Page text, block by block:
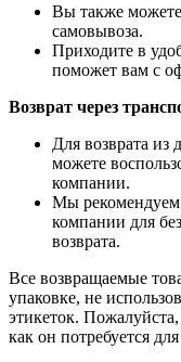
Вы также можете
самовывоза.
Приходите в
поможет вам с
Возврат через
Для возврата из
можете
компании.
Мы рекомендуем
компании для
возврата.
Все возвращаемые
упаковке, не
этикеток.
как он потребуется